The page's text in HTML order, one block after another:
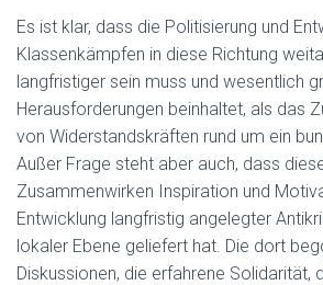
Es ist klar, dass die Politisierung und
Klassenkämpfen in diese Richtung
langfristiger sein muss und wesentlich
Herausforderungen beinhaltet, als das
von Widerstandskräften rund um ein
Außer Frage steht aber auch, dass
Zusammenwirken Inspiration und
Entwicklung langfristig angelegter
lokaler Ebene geliefert hat. Die dort
Diskussionen, die erfahrene Solidarität,